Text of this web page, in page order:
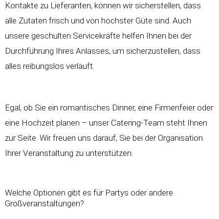
Kontakte zu Lieferanten, können wir sicherstellen, dass
alle Zutaten frisch und von höchster Güte sind. Auch
unsere geschulten Servicekräfte helfen Ihnen bei der
Durchführung Ihres Anlasses, um sicherzustellen, dass
alles reibungslos verläuft.
Egal, ob Sie ein romantisches Dinner, eine Firmenfeier oder
eine Hochzeit planen – unser Catering-Team steht Ihnen
zur Seite. Wir freuen uns darauf, Sie bei der Organisation
Ihrer Veranstaltung zu unterstützen.
Welche Optionen gibt es für Partys oder andere
Großveranstaltungen?